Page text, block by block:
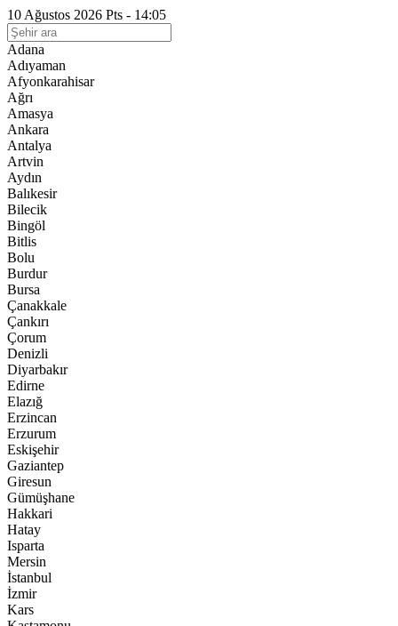
10 Ağustos 2026 Pts - 14:05
Adana
Adıyaman
Afyonkarahisar
Ağrı
Amasya
Ankara
Antalya
Artvin
Aydın
Balıkesir
Bilecik
Bingöl
Bitlis
Bolu
Burdur
Bursa
Çanakkale
Çankırı
Çorum
Denizli
Diyarbakır
Edirne
Elazığ
Erzincan
Erzurum
Eskişehir
Gaziantep
Giresun
Gümüşhane
Hakkari
Hatay
Isparta
Mersin
İstanbul
İzmir
Kars